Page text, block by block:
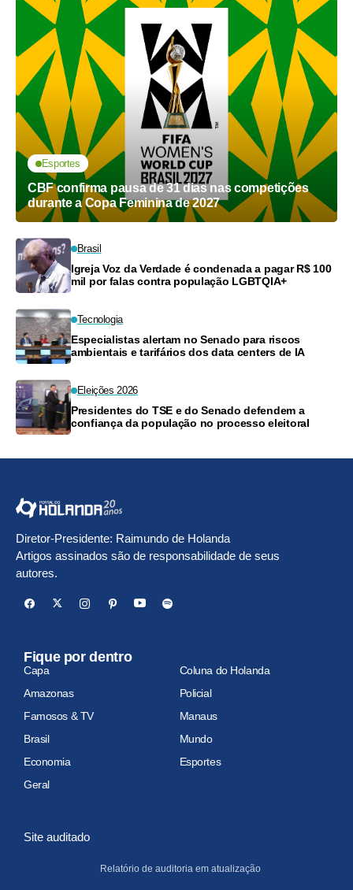
Esportes
CBF confirma pausa de 31 dias nas competições
durante a Copa Feminina de 2027
Brasil
Igreja Voz da Verdade é condenada a pagar R$ 100
mil por falas contra população LGBTQIA+
Tecnologia
Especialistas alertam no Senado para riscos
ambientais e tarifários dos data centers de IA
Eleições 2026
Presidentes do TSE e do Senado defendem a
confiança da população no processo eleitoral
Diretor-Presidente: Raimundo de Holanda
Artigos assinados são de responsabilidade de seus
autores.
Fique por dentro
Capa
Coluna do Holanda
Amazonas
Policial
Famosos & TV
Manaus
Brasil
Mundo
Economia
Esportes
Geral
Site auditado
Relatório de auditoria em atualização